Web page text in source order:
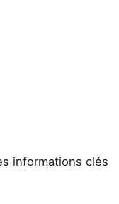
informations clés